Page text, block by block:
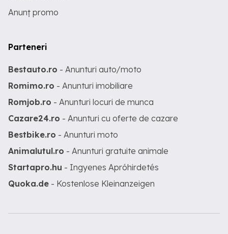
Anunț promo
Parteneri
Bestauto.ro - Anunturi auto/moto
Romimo.ro - Anunturi imobiliare
Romjob.ro - Anunturi locuri de munca
Cazare24.ro - Anunturi cu oferte de cazare
Bestbike.ro - Anunturi moto
Animalutul.ro - Anunturi gratuite animale
Startapro.hu - Ingyenes Apróhirdetés
Quoka.de - Kostenlose Kleinanzeigen